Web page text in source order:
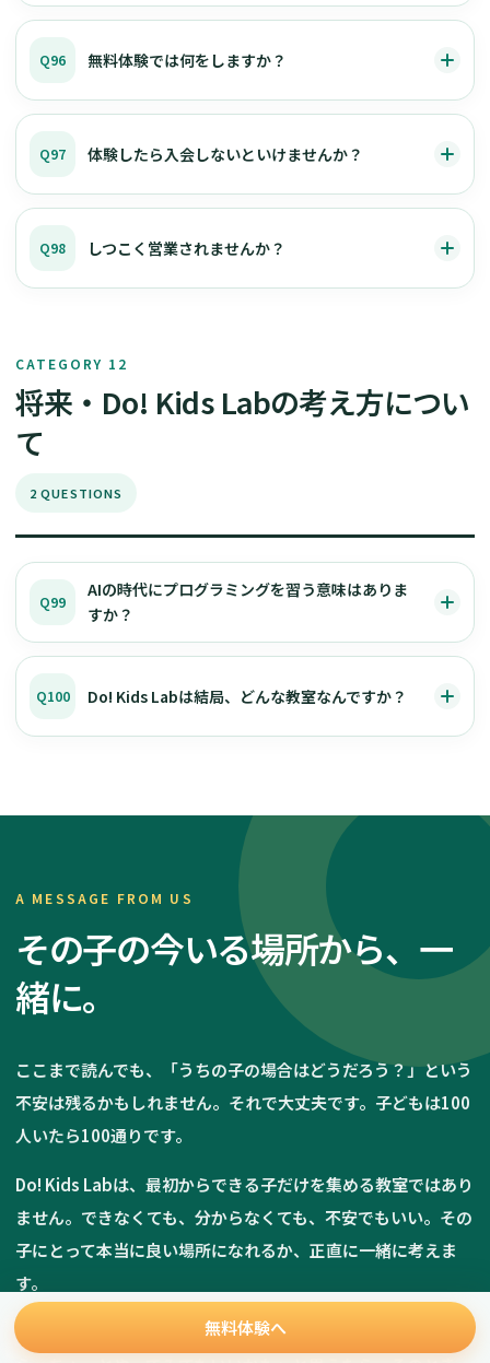
Q96 無料体験では何をしますか？
Q97 体験したら入会しないといけませんか？
Q98 しつこく営業されませんか？
CATEGORY 12
将来・Do! Kids Labの考え方につい
て
2 QUESTIONS
Q99
AIの時代にプログラミングを習う意味はありま
すか？
Q100 Do! Kids Labは結局、どんな教室なんですか？
A MESSAGE FROM US
その子の今いる場所から、一
緒に。
ここまで読んでも、「うちの子の場合はどうだろう？」という
不安は残るかもしれません。それで大丈夫です。子どもは100
人いたら100通りです。
Do! Kids Labは、最初からできる子だけを集める教室ではあり
ません。できなくても、分からなくても、不安でもいい。その
子にとって本当に良い場所になれるか、正直に一緒に考えま
す。
まずは体験で、お子さん自身の表情を見てください。「ここな
無料体験へ